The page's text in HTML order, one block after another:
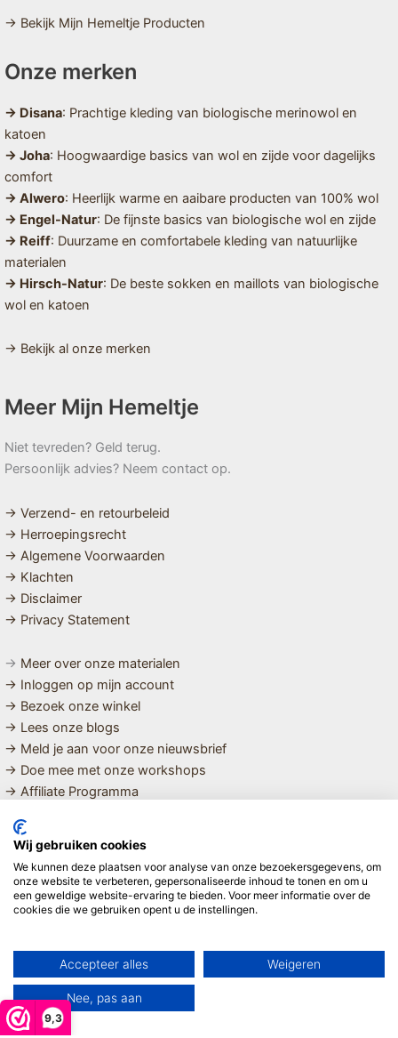
9,3
→ Bekijk Mijn Hemeltje Producten
Onze merken
→ Disana: Prachtige kleding van biologische merinowol en
katoen
→ Joha: Hoogwaardige basics van wol en zijde voor dagelijks
comfort
→ Alwero: Heerlijk warme en aaibare producten van 100% wol
→ Engel-Natur: De fijnste basics van biologische wol en zijde
→ Reiff: Duurzame en comfortabele kleding van natuurlijke
materialen
→ Hirsch-Natur: De beste sokken en maillots van biologische
wol en katoen
→ Bekijk al onze merken
Meer Mijn Hemeltje
Niet tevreden? Geld terug.
Persoonlijk advies? Neem contact op.
→ Verzend- en retourbeleid
→ Herroepingsrecht
→ Algemene Voorwaarden
→ Klachten
→ Disclaimer
→ Privacy Statement
→ Meer over onze materialen
→ Inloggen op mijn account
→ Bezoek onze winkel
→ Lees onze blogs
→ Meld je aan voor onze nieuwsbrief
→ Doe mee met onze workshops
→ Affiliate Programma
MET LIEFDE SAMENGESTELDE
BIOLOGISCHE EN DUURZAME PRODUCTEN VOOR HET HELE
GEZIN
Wij gebruiken cookies
We kunnen deze plaatsen voor analyse van onze bezoekersgegevens, om
onze website te verbeteren, gepersonaliseerde inhoud te tonen en om u
een geweldige website-ervaring te bieden. Voor meer informatie over de
cookies die we gebruiken opent u de instellingen.
Accepteer alles Weigeren
Nee, pas aan